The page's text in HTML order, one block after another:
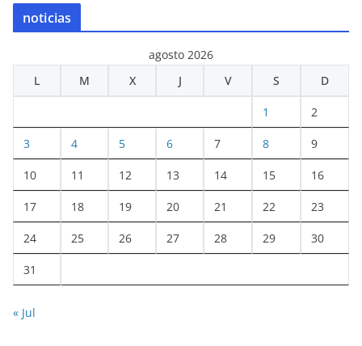
noticias
agosto 2026
L
M X J V S D
1 2
3 4 5 6 7 8 9
10 11 12 13 14 15 16
17 18 19 20 21 22 23
24 25 26 27 28 29 30
31
« Jul